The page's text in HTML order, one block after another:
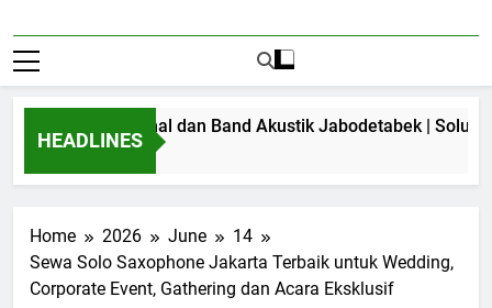
HEADLINES
Profesional dan Band Akustik Jabodetabek | Solusi
Home 2026 June
14
Sewa Solo Saxophone Jakarta Terbaik untuk Wedding,
Corporate Event, Gathering dan Acara Eksklusif